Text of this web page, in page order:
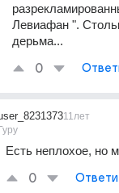
Левиафан ".
дерьма...
0
Гуру
11лет
Есть неплохое, но
0